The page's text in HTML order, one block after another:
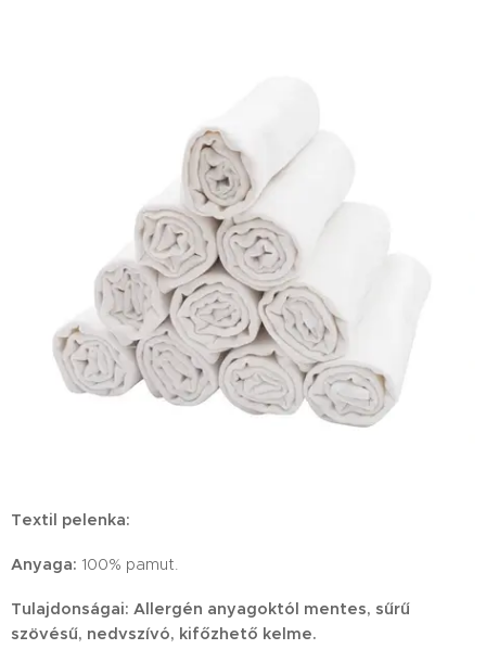
Textil pelenka:
Anyaga: 100% pamut.
Tulajdonságai: Allergén anyagoktól mentes, sűrű
szövésű, nedvszívó, kifőzhető kelme.